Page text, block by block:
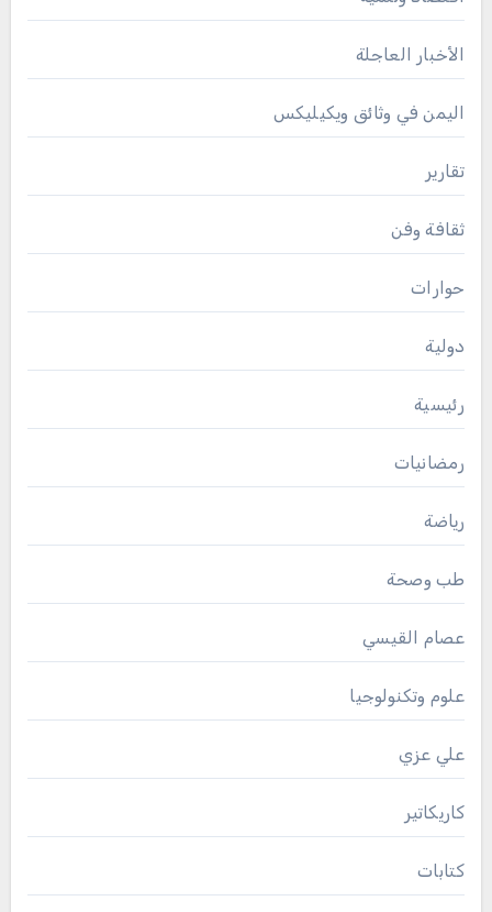
الأخبار العاجلة
اليمن في وثائق ويكيليكس
تقارير
ثقافة وفن
حوارات
دولية
رئيسية
رمضانيات
رياضة
طب وصحة
عصام القيسي
علوم وتكنولوجيا
علي عزي
كاريكاتير
كتابات